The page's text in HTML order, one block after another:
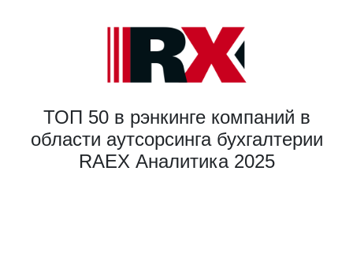
ТОП 50 в рэнкинге компаний в
области аутсорсинга бухгалтерии
RAEX Аналитика 2025